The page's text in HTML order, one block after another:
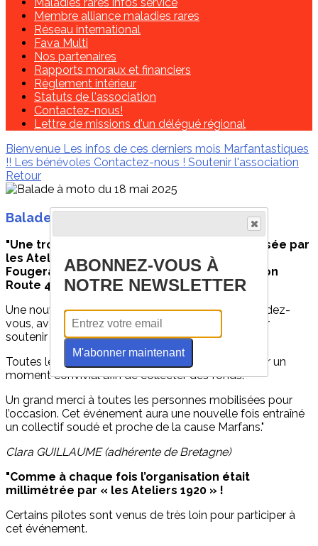
Membre alliance maladies rares
Réseau international
Fava Multi
Nos partenaires
Rapports moraux et financiers
Règlement intérieur
Statuts de l'association
Contactez-nous!
Lettre de missions d'un délégué régional
Bienvenue Les infos de ces derniers mois Marfantastiques
!! Les bénévoles Contactez-nous ! Soutenir l'association
Retour
Balade à moto du 18 mai 2025
"Une troisième balade solidaire a été organisée par
les Ateliers 1920, entreprise située au Grand
Fougeray (35) en partenariat avec l’association
Route 44 et ses motards.
Une nouvelle fois, soleil et solidarité étaient au rendez-
vous, avec 188 casques et 170 km à parcourir pour
soutenir l’association Marfans dans ses actions.
Toutes les conditions étaient réunies pour partager un
moment convivial afin de collecter des fonds.
Un grand merci à toutes les personnes mobilisées pour
l’occasion. Cet événement aura une nouvelle fois entraîné
un collectif soudé et proche de la cause Marfans."
Clara GUILLAUME (adhérente de Bretagne)
"Comme à chaque fois l’organisation était
millimétrée par « les Ateliers 1920 » !
Certains pilotes sont venus de très loin pour participer à
cet événement.
ABONNEZ-VOUS À
NOTRE NEWSLETTER
M'abonner maintenant